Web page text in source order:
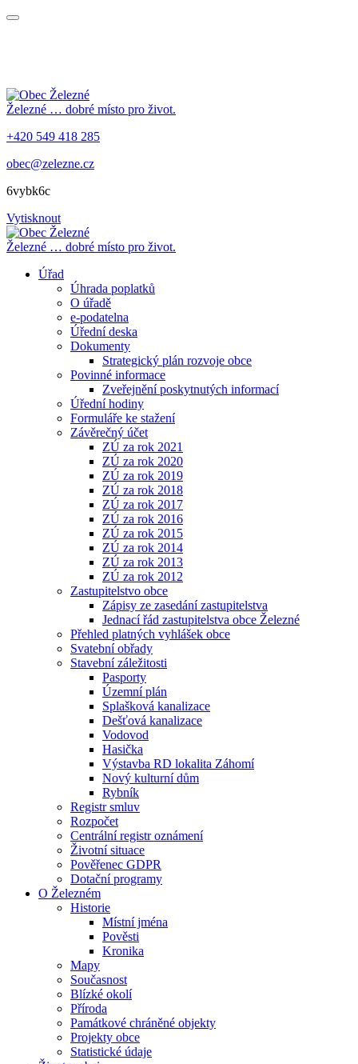
Železné … dobré místo pro život.
+420 549 418 285
obec@zelezne.cz
6vybk6c
Vytisknout
Železné … dobré místo pro život.
Úřad
Úhrada poplatků
O úřadě
e-podatelna
Úřední deska
Dokumenty
Strategický plán rozvoje obce
Povinné informace
Zveřejnění poskytnutých informací
Úřední hodiny
Formuláře ke stažení
Závěrečný účet
ZÚ za rok 2021
ZÚ za rok 2020
ZÚ za rok 2019
ZÚ za rok 2018
ZÚ za rok 2017
ZÚ za rok 2016
ZÚ za rok 2015
ZÚ za rok 2014
ZÚ za rok 2013
ZÚ za rok 2012
Zastupitelstvo obce
Zápisy ze zasedání zastupitelstva
Jednací řád zastupitelstva obce Železné
Přehled platných vyhlášek obce
Svatební obřady
Stavební záležitosti
Pasporty
Územní plán
Splašková kanalizace
Dešťová kanalizace
Vodovod
Hasička
Výstavba RD lokalita Záhomí
Nový kulturní dům
Rybník
Registr smluv
Rozpočet
Centrální registr oznámení
Životní situace
Pověřenec GDPR
Dotační programy
O Železném
Historie
Místní jména
Pověsti
Kronika
Mapy
Současnost
Blízké okolí
Příroda
Památkové chráněné objekty
Projekty obce
Statistické údaje